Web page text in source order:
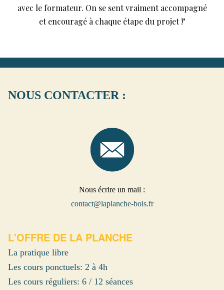
avec le formateur. On se sent vraiment accompagné
et encouragé à chaque étape du projet !"
NOUS CONTACTER :
Nous écrire un mail :
contact@laplanche-bois.fr
L'OFFRE DE LA PLANCHE
La pratique libre
Les cours ponctuels: 2 à 4h
Les cours réguliers: 6 / 12 séances